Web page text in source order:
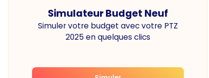
Simulateur Budget Neuf
Simuler votre budget avec votre PTZ
2025 en quelques clics